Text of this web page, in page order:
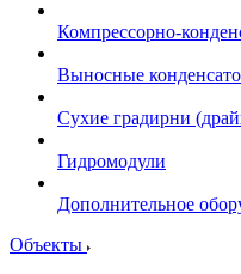
Компрессорно-
Выносные
Сухие градирни
Гидромодули
Дополнительное
Объекты